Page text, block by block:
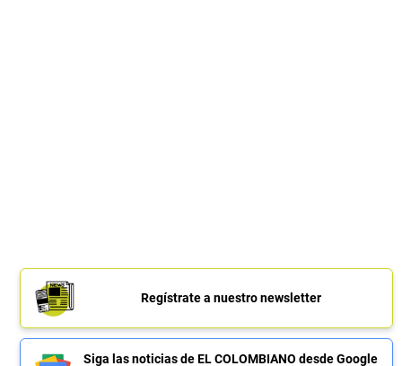
Regístrate a nuestro newsletter
Siga las noticias de EL COLOMBIANO desde Google